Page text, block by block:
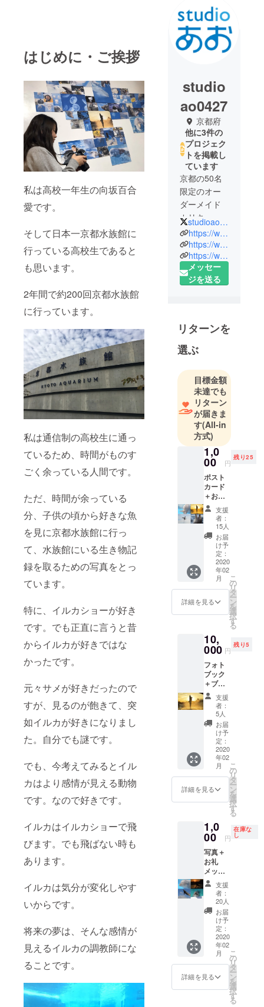
はじめに・ご挨拶
私は高校一年生の向坂百合
愛です。
そして日本一京都水族館に
行っている高校生であると
も思います。
2年間で約200回京都水族館
に行っています。
私は通信制の高校生に通っ
ているため、時間がものす
ごく余っている人間です。
ただ、時間が余っている
分、子供の頃から好きな魚
を見に京都水族館に行っ
て、水族館にいる生き物記
録を取るための写真をとっ
ています。
特に、イルカショーが好き
です。でも正直に言うと昔
からイルカが好きではな
かったです。
元々サメが好きだったので
すが、見るのが飽きて、突
如イルカが好きになりまし
た。自分でも謎です。
でも、今考えてみるとイル
カはより感情が見える動物
です。なので好きです。
イルカはイルカショーで飛
びます。でも飛ばない時も
あります。
イルカは気分が変化しやす
いからです。
将来の夢は、そんな感情が
見えるイルカの調教師にな
ることです。
studio
ao0427
京都府
他に3件の
プロジェク
トを掲載し
ています
京都の50名
限定のオー
ダーメイド
カリキュラ
ムPBL教室で
す。
学校も学年
も多様な子
どもたち
に、お商売
や、研究、
モノづくり
会と直接つ
ながる体験
をする、ア
ウトプット
ベースの教
室です。
姉妹校：ス
タジオアル
@立命館大
テクノロ
ジー特化
校：寺子屋
LABO（京
都、大阪、
東京）
studioao_coleyo
https://www.youtube.com/watch?v=mVLf9Gm0SLU
https://www.coleyo.info/
https://www.terakoya-labo.com/
メッセー
ジを送る
リターンを
選ぶ
目標金額
未達でも
リターン
が届きま
す(All-in
方式)
1,0
00 円
残り25
ポスト
カード
＋お礼
メッ
セージ
展示に
使用す
る写真
をポス
トカー
ドにて
印刷さ
せてい
ただ
き、
メッ
ととも
にお届
けさせ
ていた
だきま
す。
支援
者：
15人
お届
け予
定：
2020
年02
月
詳細を見る
こ
の
リ
タ
ー
ン
を
選
択
す
る
10,
000 円
残り5
フォト
ブック
＋ブラ
ンケッ
ト＋お
礼メッ
セージ
展示に
使用す
る写真
をフォ
トブッ
クと写
真を印
刷した
ブラン
をメッ
セージ
ととも
にお届
けさせ
ていた
だきま
す。
支援
者：
5人
お届
け予
定：
2020
年02
月
詳細を見る
こ
の
リ
タ
ー
ン
を
選
択
す
る
1,0
00 円
在庫な
し
写真＋
お礼
メッ
セージ
展示に
使用す
る写真
をL版に
て印刷
させて
いただ
き、
メッ
セージ
ととも
にお届
支援
者：
20人
お届
け予
定：
2020
年02
月
詳細を見る
こ
の
リ
タ
ー
ン
を
選
択
す
る